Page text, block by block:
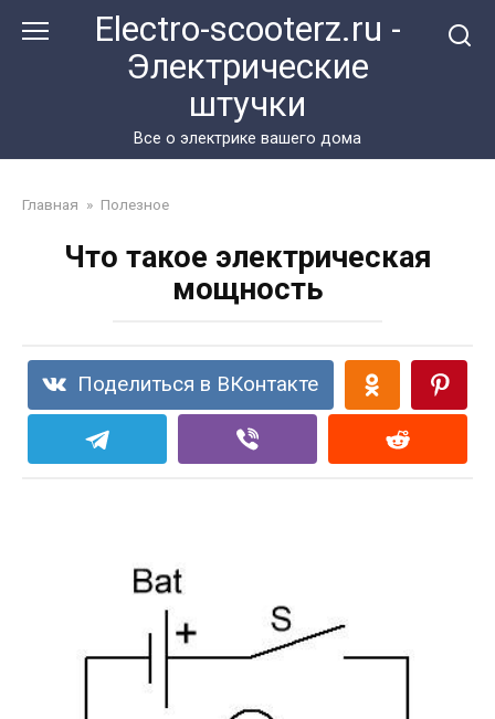
Electro-scooterz.ru -
Электрические
штучки
Все о электрике вашего дома
Главная » Полезное
Что такое электрическая
мощность
Поделиться в ВКонтакте